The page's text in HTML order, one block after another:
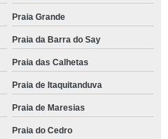
Praia Grande
Praia da Barra do Say
Praia das Calhetas
Praia de Itaquitanduva
Praia de Maresias
Praia do Cedro